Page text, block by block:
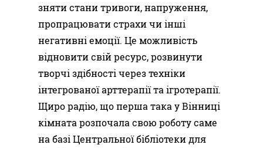
зняти стани тривоги, напруження,
пропрацювати страхи чи інші
негативні емоції. Це можливість
відновити свій ресурс, розвинути
творчі здібності через техніки
інтегрованої арттерапії та ігротерапії.
Щиро радію, що перша така у Вінниці
кімната розпочала свою роботу саме
на базі Центральної бібліотеки для